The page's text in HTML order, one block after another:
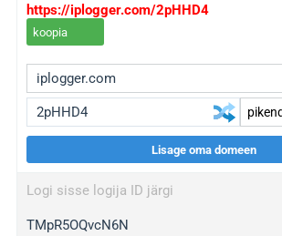
https://iplogger.com/2pHHD4
koopia
wl.gl
ed.tc
Lisage oma domeen
Logi sisse logija ID järgi
TMpR5OQvcN6N